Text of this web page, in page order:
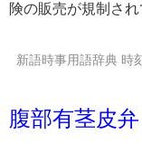
険の販売が規制され
新語時事用語辞典 時
腹部有茎皮弁